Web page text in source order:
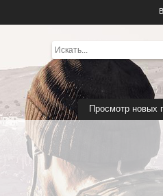
Просмотр новых